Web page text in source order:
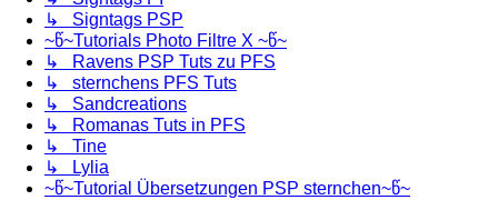
↳ Signtags PSP
~წ~Tutorials Photo Filtre X ~წ~
↳ Ravens PSP Tuts zu PFS
↳ sternchens PFS Tuts
↳ Sandcreations
↳ Romanas Tuts in PFS
↳ Tine
↳ Lylia
~წ~Tutorial Übersetzungen PSP sternchen~წ~